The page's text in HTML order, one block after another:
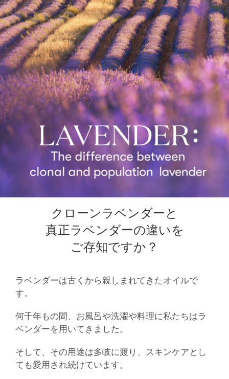
クローンラベンダーと
真正ラベンダーの違いを
ご存知ですか？
ラベンダーは古くから親しまれてきたオイルで
す。
何千年もの間、お風呂や洗濯や料理に私たちはラ
ベンダーを用いてきました。
そして、その用途は多岐に渡り、スキンケアとし
ても愛用され続けています。